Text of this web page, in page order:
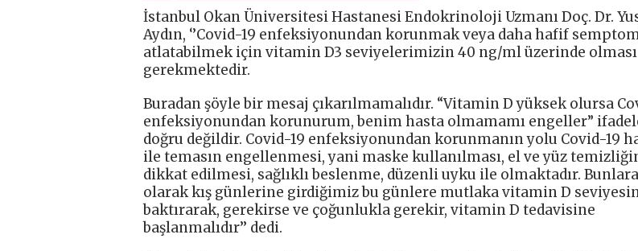
İstanbul Okan Üniversitesi Hastanesi Endokrinoloji Uzmanı Doç. Dr.
Aydın, ‘’Covid-19 enfeksiyonundan korunmak veya daha hafif
atlatabilmek için vitamin D3 seviyelerimizin 40 ng/ml üzerinde olması
gerekmektedir.
Buradan şöyle bir mesaj çıkarılmamalıdır. “Vitamin D yüksek olursa
enfeksiyonundan korunurum, benim hasta olmamamı engeller”
doğru değildir. Covid-19 enfeksiyonundan korunmanın yolu Covid-19
ile temasın engellenmesi, yani maske kullanılması, el ve yüz
dikkat edilmesi, sağlıklı beslenme, düzenli uyku ile olmaktadır.
olarak kış günlerine girdiğimiz bu günlere mutlaka vitamin D
baktırarak, gerekirse ve çoğunlukla gerekir, vitamin D tedavisine
başlanmalıdır’’ dedi.